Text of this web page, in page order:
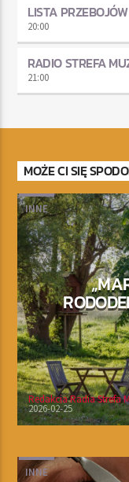
LISTA
20:00
RADIO STREFA
21:00
MOŻE CI SIĘ
INNE
Redakcja Radia Strefa
2026-02-25
INNE